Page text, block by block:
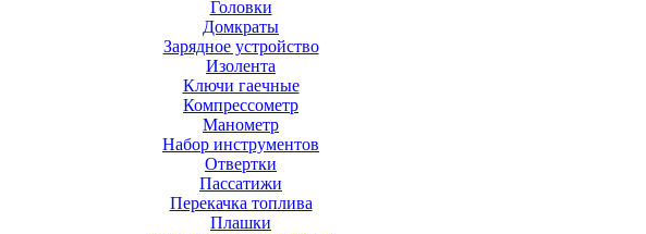
Головки
Домкраты
Зарядное устройство
Изолента
Ключи гаечные
Компрессометр
Манометр
Набор инструментов
Отвертки
Пассатижи
Перекачка топлива
Плашки